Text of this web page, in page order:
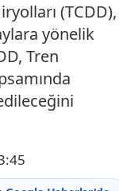
(TCDD),
yönelik
Tren